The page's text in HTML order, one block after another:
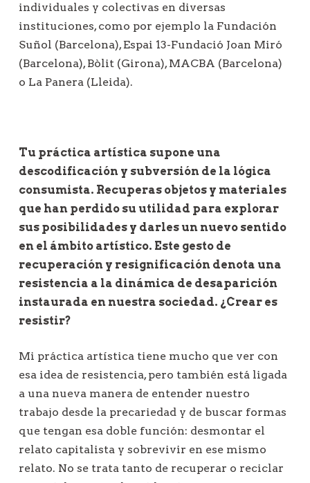
a
s
individuales y colectivas en diversas
instituciones, como por ejemplo la Fundación
Suñol (Barcelona), Espai 13-Fundació Joan Miró
(Barcelona), Bòlit (Girona), MACBA (Barcelona)
o La Panera (Lleida).
Tu práctica artística supone una
descodificación y subversión de la lógica
consumista. Recuperas objetos y materiales
que han perdido su utilidad para explorar
sus posibilidades y darles un nuevo sentido
en el ámbito artístico. Este gesto de
recuperación y resignificación denota una
resistencia a la dinámica de desaparición
instaurada en nuestra sociedad. ¿Crear es
resistir?
Mi práctica artística tiene mucho que ver con
esa idea de resistencia, pero también está ligada
a una nueva manera de entender nuestro
trabajo desde la precariedad y de buscar formas
que tengan esa doble función: desmontar el
relato capitalista y sobrevivir en ese mismo
relato. No se trata tanto de recuperar o reciclar